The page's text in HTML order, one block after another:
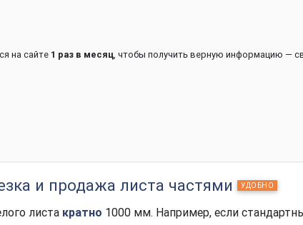
на сайте 1 раз в месяц, чтобы получить верную информацию —
и продажа листа частями УДОБНО
листа кратно 1000 мм. Например, если